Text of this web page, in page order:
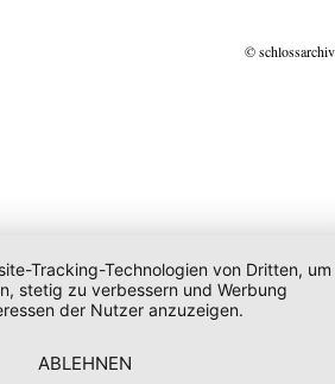
©
Tracking-Technologien von Dritten, um
stetig zu verbessern und Werbung
der Nutzer anzuzeigen.
ABLEHNEN